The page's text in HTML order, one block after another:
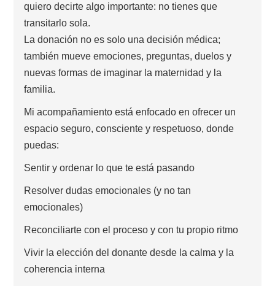
quiero decirte algo importante: no tienes que
transitarlo sola.
La donación no es solo una decisión médica;
también mueve emociones, preguntas, duelos y
nuevas formas de imaginar la maternidad y la
familia.
Mi acompañamiento está enfocado en ofrecer un
espacio seguro, consciente y respetuoso, donde
puedas:
Sentir y ordenar lo que te está pasando
Resolver dudas emocionales (y no tan
emocionales)
Reconciliarte con el proceso y con tu propio ritmo
Vivir la elección del donante desde la calma y la
coherencia interna